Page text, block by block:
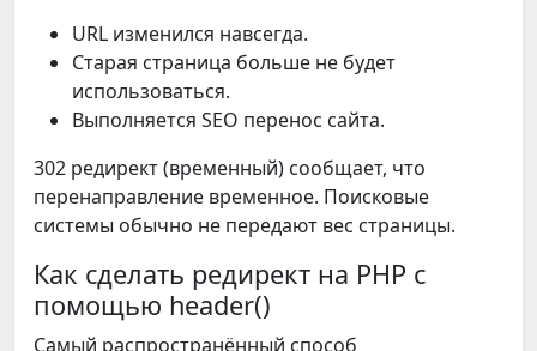
URL изменился навсегда.
Старая страница больше не будет
использоваться.
Выполняется SEO перенос сайта.
302 редирект (временный) сообщает, что
перенаправление временное. Поисковые
системы обычно не передают вес страницы.
Как сделать редирект на PHP с
помощью header()
Самый распространённый способ